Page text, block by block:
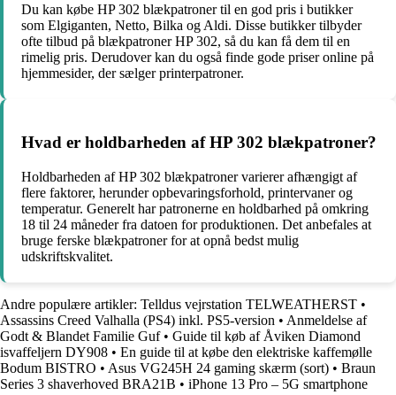
Du kan købe HP 302 blækpatroner til en god pris i butikker
som Elgiganten, Netto, Bilka og Aldi. Disse butikker tilbyder
ofte tilbud på blækpatroner HP 302, så du kan få dem til en
rimelig pris. Derudover kan du også finde gode priser online på
hjemmesider, der sælger printerpatroner.
Hvad er holdbarheden af ​​HP 302 blækpatroner?
Holdbarheden af ​​HP 302 blækpatroner varierer afhængigt af
flere faktorer, herunder opbevaringsforhold, printervaner og
temperatur. Generelt har patronerne en holdbarhed på omkring
18 til 24 måneder fra datoen for produktionen. Det anbefales at
bruge ferske blækpatroner for at opnå bedst mulig
udskriftskvalitet.
Andre populære artikler: Telldus vejrstation TELWEATHERST •
Assassins Creed Valhalla (PS4) inkl. PS5-version • Anmeldelse af
Godt & Blandet Familie Guf• Guide til køb af Åviken Diamond
isvaffeljern DY908 • En guide til at købe den elektriske kaffemølle
Bodum BISTRO • Asus VG245H 24 gaming skærm (sort) • Braun
Series 3 shaverhoved BRA21B • iPhone 13 Pro – 5G smartphone